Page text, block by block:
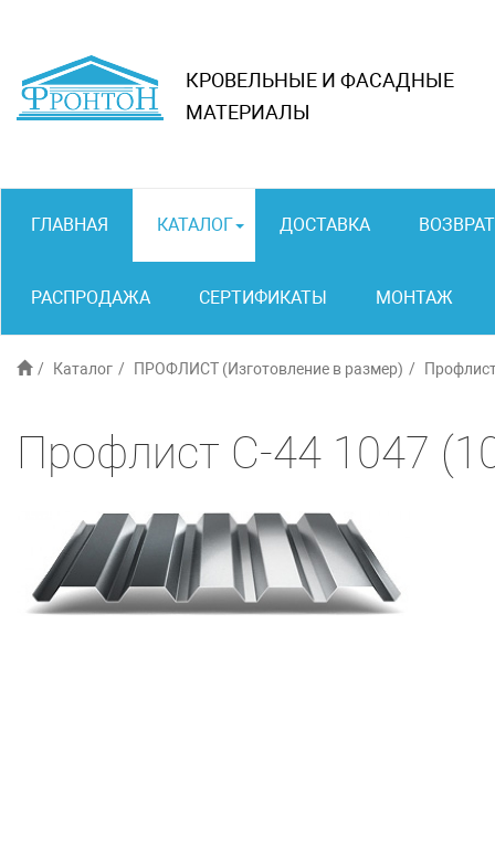
КРОВЕЛЬНЫЕ И ФАСАДНЫЕ
МАТЕРИАЛЫ
ГЛАВНАЯ КАТАЛОГ ДОСТАВКА ВОЗВРАТ
РАСПРОДАЖА СЕРТИФИКАТЫ МОНТАЖ
Каталог ПРОФЛИСТ (Изготовление в размер)
Профлист С-44 1047